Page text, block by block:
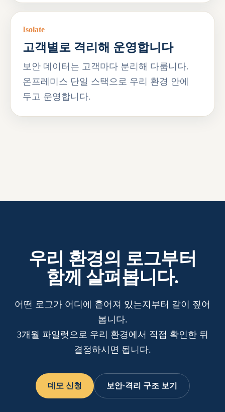
Isolate
고객별로 격리해 운영합니다
보안 데이터는 고객마다 분리해 다룹니다.
온프레미스 단일 스택으로 우리 환경 안에
두고 운영합니다.
우리 환경의 로그부터
함께 살펴봅니다.
어떤 로그가 어디에 흩어져 있는지부터 같이 짚어
봅니다.
3개월 파일럿으로 우리 환경에서 직접 확인한 뒤
결정하시면 됩니다.
데모 신청 보안·격리 구조 보기